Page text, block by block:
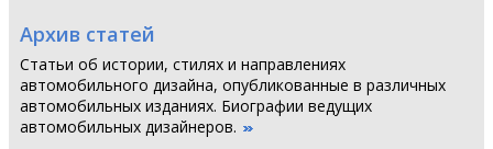
Архив статей
Статьи об истории, стилях и направлениях
автомобильного дизайна, опубликованные в различных
автомобильных изданиях. Биографии ведущих
автомобильных дизайнеров.